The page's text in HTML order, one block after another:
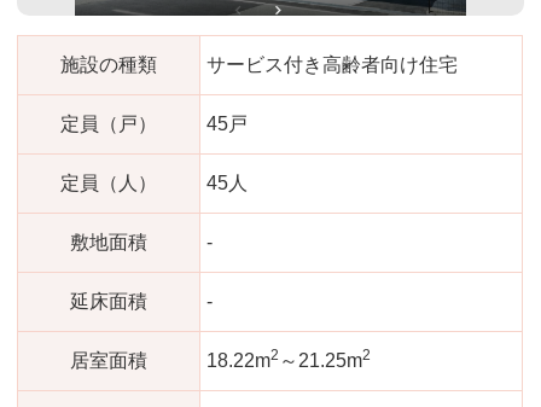
施設の種類 サービス付き高齢者向け住宅
定員（戸） 45戸
定員（人） 45人
敷地面積 -
延床面積 -
居室面積 18.22m2 ～21.25m2